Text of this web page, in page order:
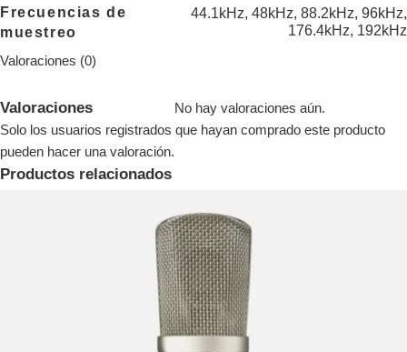
Frecuencias de
muestreo
44.1kHz, 48kHz, 88.2kHz, 96kHz,
176.4kHz, 192kHz
Valoraciones (0)
Valoraciones
No hay valoraciones aún.
Solo los usuarios registrados que hayan comprado este producto
pueden hacer una valoración.
Productos relacionados